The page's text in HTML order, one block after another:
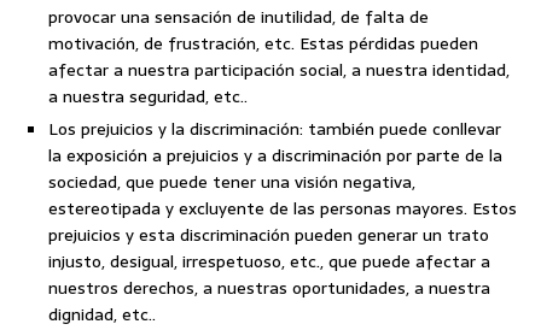
provocar una sensación de inutilidad, de falta de
motivación, de frustración, etc. Estas pérdidas pueden
afectar a nuestra participación social, a nuestra identidad,
a nuestra seguridad, etc..
Los prejuicios y la discriminación: también puede conllevar
la exposición a prejuicios y a discriminación por parte de la
sociedad, que puede tener una visión negativa,
estereotipada y excluyente de las personas mayores. Estos
prejuicios y esta discriminación pueden generar un trato
injusto, desigual, irrespetuoso, etc., que puede afectar a
nuestros derechos, a nuestras oportunidades, a nuestra
dignidad, etc..